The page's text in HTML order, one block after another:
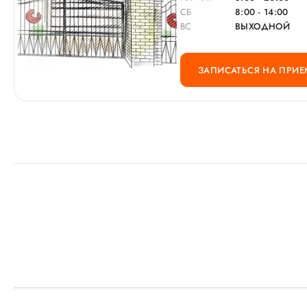
СБ
8:00 - 14:00
ВС
ВЫХОДНОЙ
ЗАПИСАТЬСЯ НА